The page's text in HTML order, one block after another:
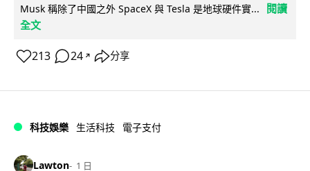
Musk 稱除了中國之外 SpaceX 與 Tesla 是地球硬件實...
閱讀
全文
213 24 ↗ 分享
科技娛樂 生活科技 電子支付
Lawton 1 日